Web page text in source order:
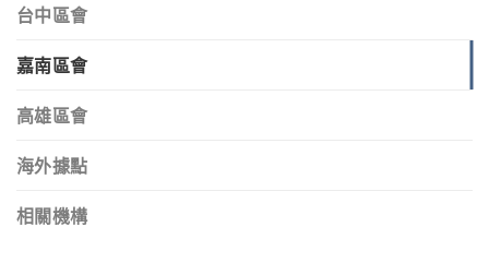
台中區會
嘉南區會
高雄區會
海外據點
相關機構